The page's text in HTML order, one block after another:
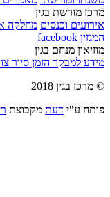
מרכז מורשת בגין
אירועים וכנסים מחלקה
המגזין facebook
מוזיאון מנחם בגין
מידע למבקר הזמן סיור
© מרכז בגין 2018
פותח ע"י דעת מקבוצת